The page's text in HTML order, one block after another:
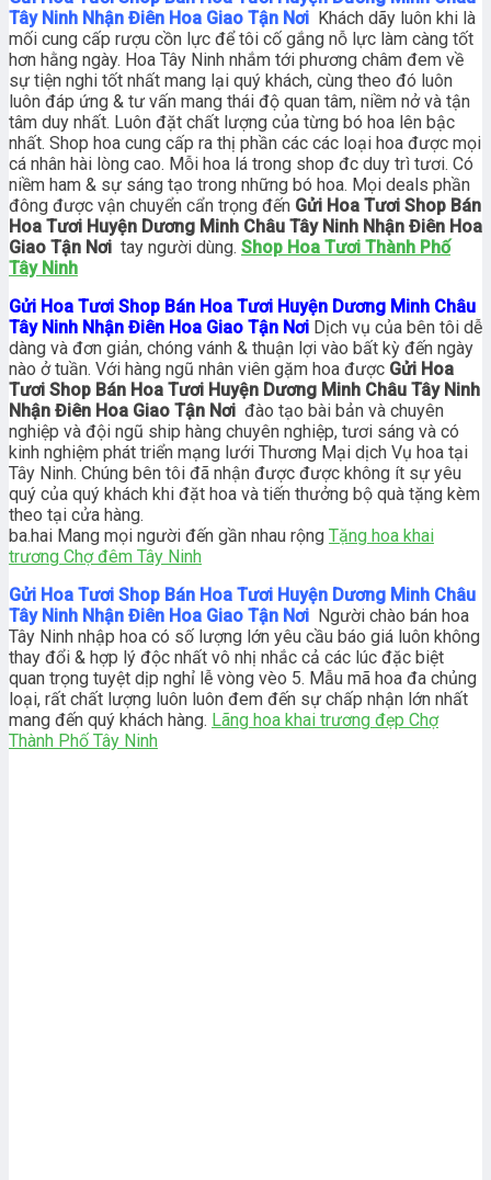
Tây Ninh Nhận Điên Hoa Giao Tận Nơi Khách dãy luôn khi là
mối cung cấp rượu cồn lực để tôi cố gắng nỗ lực làm càng tốt
hơn hằng ngày. Hoa Tây Ninh nhắm tới phương châm đem về
sự tiện nghi tốt nhất mang lại quý khách, cùng theo đó luôn
luôn đáp ứng & tư vấn mang thái độ quan tâm, niềm nở và tận
tâm duy nhất. Luôn đặt chất lượng của từng bó hoa lên bậc
nhất. Shop hoa cung cấp ra thị phần các các loại hoa được mọi
cá nhân hài lòng cao. Mỗi hoa lá trong shop đc duy trì tươi. Có
niềm ham & sự sáng tạo trong những bó hoa. Mọi deals phần
đông được vận chuyển cẩn trọng đến Gửi Hoa Tươi Shop Bán
Hoa Tươi Huyện Dương Minh Châu Tây Ninh Nhận Điên Hoa
Giao Tận Nơi tay người dùng. Shop Hoa Tươi Thành Phố
Tây Ninh
Gửi Hoa Tươi Shop Bán Hoa Tươi Huyện Dương Minh Châu
Tây Ninh Nhận Điên Hoa Giao Tận Nơi Dịch vụ của bên tôi dễ
dàng và đơn giản, chóng vánh & thuận lợi vào bất kỳ đến ngày
nào ở tuần. Với hàng ngũ nhân viên gặm hoa được Gửi Hoa
Tươi Shop Bán Hoa Tươi Huyện Dương Minh Châu Tây Ninh
Nhận Điên Hoa Giao Tận Nơi đào tạo bài bản và chuyên
nghiệp và đội ngũ ship hàng chuyên nghiệp, tươi sáng và có
kinh nghiệm phát triển mạng lưới Thương Mại dịch Vụ hoa tại
Tây Ninh. Chúng bên tôi đã nhận được được không ít sự yêu
quý của quý khách khi đặt hoa và tiến thưởng bộ quà tặng kèm
theo tại cửa hàng.
ba.hai Mang mọi người đến gần nhau rộng Tặng hoa khai
trương Chợ đêm Tây Ninh
Gửi Hoa Tươi Shop Bán Hoa Tươi Huyện Dương Minh Châu
Tây Ninh Nhận Điên Hoa Giao Tận Nơi Người chào bán hoa
Tây Ninh nhập hoa có số lượng lớn yêu cầu báo giá luôn không
thay đổi & hợp lý độc nhất vô nhị nhắc cả các lúc đặc biệt
quan trọng tuyệt dịp nghỉ lễ vòng vèo 5. Mẫu mã hoa đa chủng
loại, rất chất lượng luôn luôn đem đến sự chấp nhận lớn nhất
mang đến quý khách hàng. Lãng hoa khai trương đẹp Chợ
Thành Phố Tây Ninh